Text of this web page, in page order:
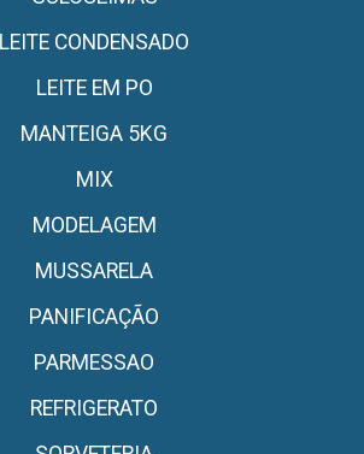
LEITE CONDENSADO
LEITE EM PO
MANTEIGA 5KG
MIX
MODELAGEM
MUSSARELA
PANIFICAÇÃO
PARMESSAO
REFRIGERATO